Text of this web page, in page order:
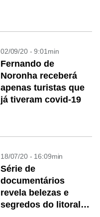
02/09/20 - 9:01min
Fernando de
Noronha receberá
apenas turistas que
já tiveram covid-19
18/07/20 - 16:09min
Série de
documentários
revela belezas e
segredos do litoral